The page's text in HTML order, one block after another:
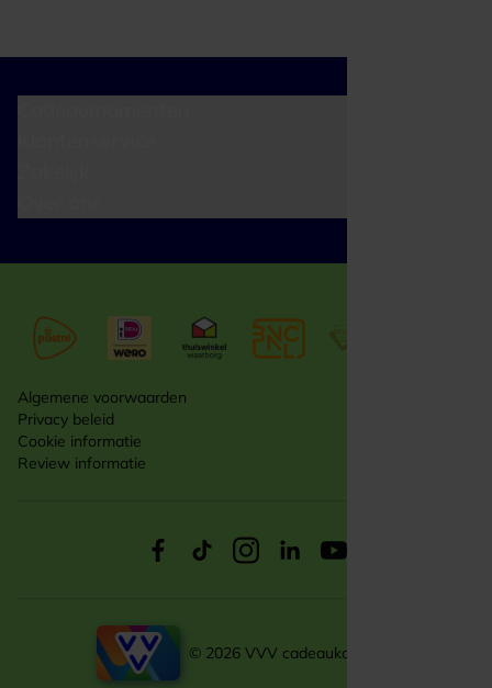
Algemene voorwaarden
Privacy beleid
Cookie informatie
Review informatie
© 2026 VVV cadeaukaarten